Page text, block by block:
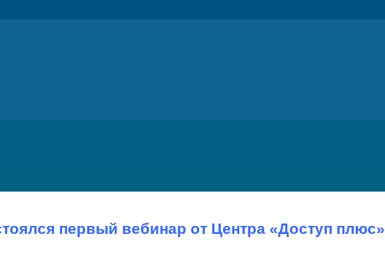
первый вебинар от Центра «Доступ плюс»